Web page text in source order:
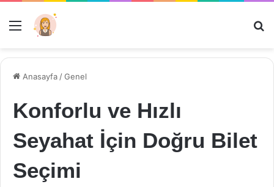
Menü
Anasayfa /Genel
Konforlu ve Hızlı
Seyahat İçin Doğru Bilet
Seçimi